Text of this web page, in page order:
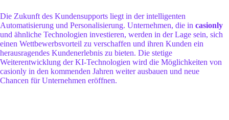
Die Zukunft des Kundensupports liegt in der intelligenten
Automatisierung und Personalisierung. Unternehmen, die in casionly
und ähnliche Technologien investieren, werden in der Lage sein, sich
einen Wettbewerbsvorteil zu verschaffen und ihren Kunden ein
herausragendes Kundenerlebnis zu bieten. Die stetige
Weiterentwicklung der KI-Technologien wird die Möglichkeiten von
casionly in den kommenden Jahren weiter ausbauen und neue
Chancen für Unternehmen eröffnen.